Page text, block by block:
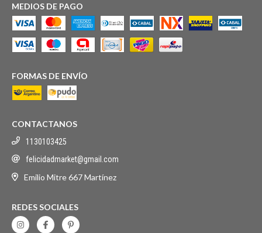
MEDIOS DE PAGO
FORMAS DE ENVÍO
CONTACTANOS
1130103425
felicidadmarket@gmail.com
Emilio Mitre 667 Martínez
REDES SOCIALES